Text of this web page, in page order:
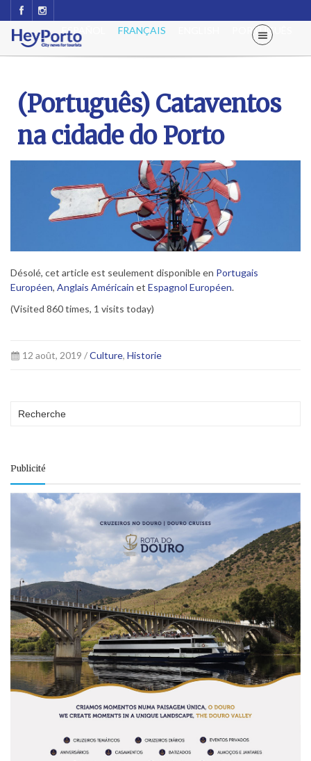
PORTUGUÊS
FRANÇAIS
ESPAÑOL
(Português) Cataventos
na cidade do Porto
Désolé, cet article est seulement disponible en Portugais
Européen, Anglais Américain et Espagnol Européen.
(Visited 860 times, 1 visits today)
12 août, 2019 /Culture, Historie
Publicité